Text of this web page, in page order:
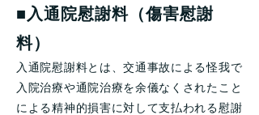
■入通院慰謝料（傷害慰謝
料）
入通院慰謝料とは、交通事故による怪我で
入院治療や通院治療を余儀なくされたこと
による精神的損害に対して支払われる慰謝